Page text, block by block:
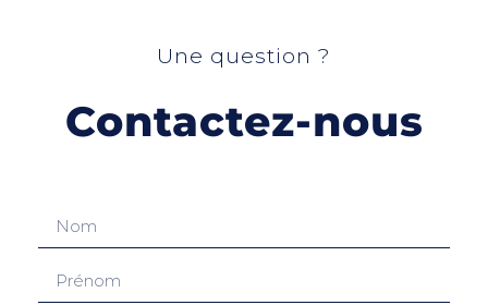
Une question ?
Contactez-nous